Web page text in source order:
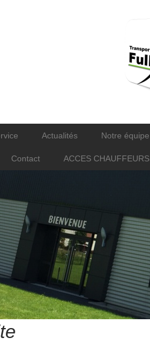
Actualités Notre équipe
Contact ACCES CHAUFFEURS